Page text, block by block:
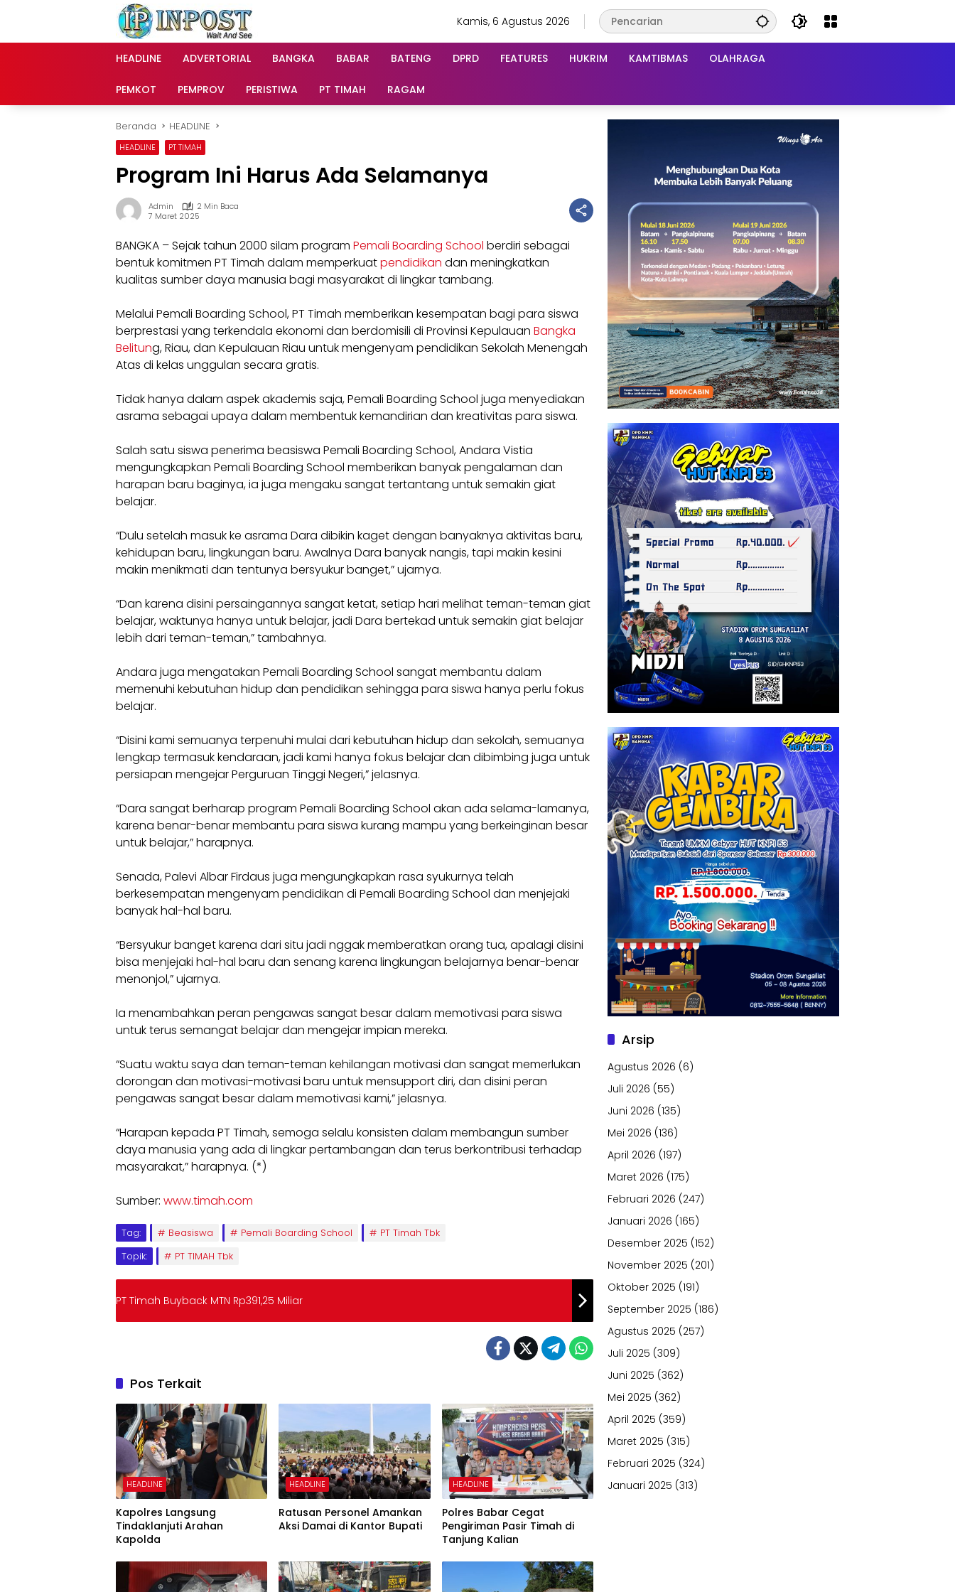
Kamis, 6 Agustus 2026
HEADLINE ADVERTORIAL BANGKA BABAR BATENG DPRD FEATURES HUKRIM KAMTIBMAS OLAHRAGA
PEMKOT PEMPROV PERISTIWA PT TIMAH RAGAM
Beranda HEADLINE
HEADLINE PT TIMAH
Program Ini Harus Ada Selamanya
Admin
2 Min Baca
7 Maret 2025
BANGKA – Sejak tahun 2000 silam program Pemali Boarding School berdiri sebagai
bentuk komitmen PT Timah dalam memperkuatpendidikan dan meningkatkan
kualitas sumber daya manusia bagi masyarakat di lingkar tambang.
Melalui Pemali Boarding School, PT Timah memberikan kesempatan bagi para siswa
berprestasi yang terkendala ekonomi dan berdomisili di Provinsi Kepulauan Bangka
Belitung, Riau, dan Kepulauan Riau untuk mengenyam pendidikan Sekolah Menengah
Atas di kelas unggulan secara gratis.
Tidak hanya dalam aspek akademis saja, Pemali Boarding School juga menyediakan
asrama sebagai upaya dalam membentuk kemandirian dan kreativitas para siswa.
Salah satu siswa penerima beasiswa Pemali Boarding School, Andara Vistia
mengungkapkan Pemali Boarding School memberikan banyak pengalaman dan
harapan baru baginya, ia juga mengaku sangat tertantang untuk semakin giat
belajar.
“Dulu setelah masuk ke asrama Dara dibikin kaget dengan banyaknya aktivitas baru,
kehidupan baru, lingkungan baru. Awalnya Dara banyak nangis, tapi makin kesini
makin menikmati dan tentunya bersyukur banget,” ujarnya.
“Dan karena disini persaingannya sangat ketat, setiap hari melihat teman-teman giat
belajar, waktunya hanya untuk belajar, jadi Dara bertekad untuk semakin giat belajar
lebih dari teman-teman,” tambahnya.
Andara juga mengatakan Pemali Boarding School sangat membantu dalam
memenuhi kebutuhan hidup dan pendidikan sehingga para siswa hanya perlu fokus
belajar.
“Disini kami semuanya terpenuhi mulai dari kebutuhan hidup dan sekolah, semuanya
lengkap termasuk kendaraan, jadi kami hanya fokus belajar dan dibimbing juga untuk
persiapan mengejar Perguruan Tinggi Negeri,” jelasnya.
“Dara sangat berharap program Pemali Boarding School akan ada selama-lamanya,
karena benar-benar membantu para siswa kurang mampu yang berkeinginan besar
untuk belajar,” harapnya.
Senada, Palevi Albar Firdaus juga mengungkapkan rasa syukurnya telah
berkesempatan mengenyam pendidikan di Pemali Boarding School dan menjejaki
banyak hal-hal baru.
“Bersyukur banget karena dari situ jadi nggak memberatkan orang tua, apalagi disini
bisa menjejaki hal-hal baru dan senang karena lingkungan belajarnya benar-benar
menonjol,” ujarnya.
Ia menambahkan peran pengawas sangat besar dalam memotivasi para siswa
untuk terus semangat belajar dan mengejar impian mereka.
“Suatu waktu saya dan teman-teman kehilangan motivasi dan sangat memerlukan
dorongan dan motivasi-motivasi baru untuk mensupport diri, dan disini peran
pengawas sangat besar dalam memotivasi kami,” jelasnya.
“Harapan kepada PT Timah, semoga selalu konsisten dalam membangun sumber
daya manusia yang ada di lingkar pertambangan dan terus berkontribusi terhadap
masyarakat,” harapnya. (*)
Sumber: www.timah.com
Tag: Beasiswa Pemali Boarding School
PT Timah Tbk
Topik:
PT TIMAH Tbk
PT Timah Buyback MTN Rp391,25 Miliar
Pos Terkait
HEADLINE
Kapolres Langsung
Tindaklanjuti Arahan
Kapolda
HEADLINE
Ratusan Personel Amankan
Aksi Damai di Kantor Bupati
HEADLINE
Polres Babar Cegat
Pengiriman Pasir Timah di
Tanjung Kalian
Arsip
Agustus 2026 (6)
Juli 2026 (55)
Juni 2026 (135)
Mei 2026 (136)
April 2026 (197)
Maret 2026 (175)
Februari 2026 (247)
Januari 2026 (165)
Desember 2025 (152)
November 2025 (201)
Oktober 2025 (191)
September 2025 (186)
Agustus 2025 (257)
Juli 2025 (309)
Juni 2025 (362)
Mei 2025 (362)
April 2025 (359)
Maret 2025 (315)
Februari 2025 (324)
Januari 2025 (313)